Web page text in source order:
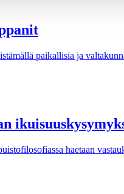
paikallisia ja
haetaan